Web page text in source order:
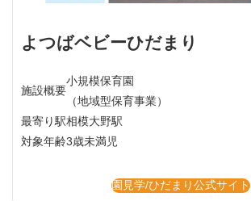
よつばベビーひだまり
施設概要
小規模保育園
（地域型保育事業）
最寄り駅相模大野駅
対象年齢3歳未満児
園見学/ひだまり公式サイト